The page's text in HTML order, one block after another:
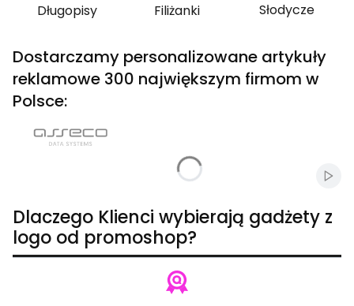
Długopisy Filiżanki Słodycze
Dostarczamy personalizowane artykuły
reklamowe 300 największym firmom w
Polsce:
Dlaczego Klienci wybierają gadżety z
logo od promoshop?